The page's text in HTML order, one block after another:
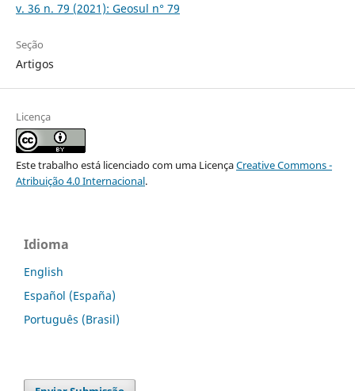
v. 36 n. 79 (2021): Geosul n° 79
Seção
Artigos
Licença
Este trabalho está licenciado com uma LicençaCreative Commons -
Atribuição 4.0 Internacional.
Idioma
English
Español (España)
Português (Brasil)